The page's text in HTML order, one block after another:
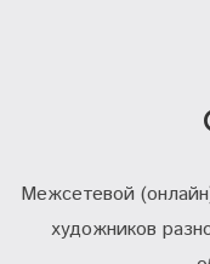
Межсетевой
художников